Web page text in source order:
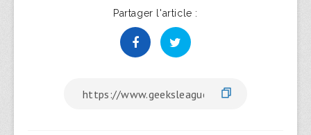
Partager l'article :